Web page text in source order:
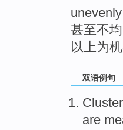
甚至不
以上为
双语例句
are